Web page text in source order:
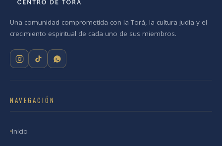
Una comunidad comprometida con la Torá, la cultura judía y el
crecimiento espiritual de cada uno de sus miembros.
NAVEGACIÓN
Inicio